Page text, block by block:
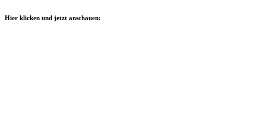
Hier klicken und jetzt anschauen: